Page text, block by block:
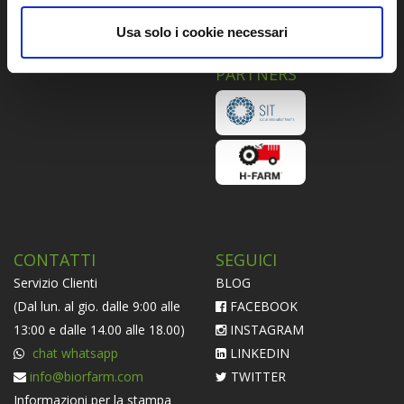
Usa solo i cookie necessari
Informativa Societaria
PARTNERS
CONTATTI
Servizio Clienti
(Dal lun. al gio. dalle 9:00 alle
13:00 e dalle 14.00 alle 18.00)
chat whatsapp
info@biorfarm.com
Informazioni per la stampa
SEGUICI
BLOG
FACEBOOK
INSTAGRAM
LINKEDIN
TWITTER